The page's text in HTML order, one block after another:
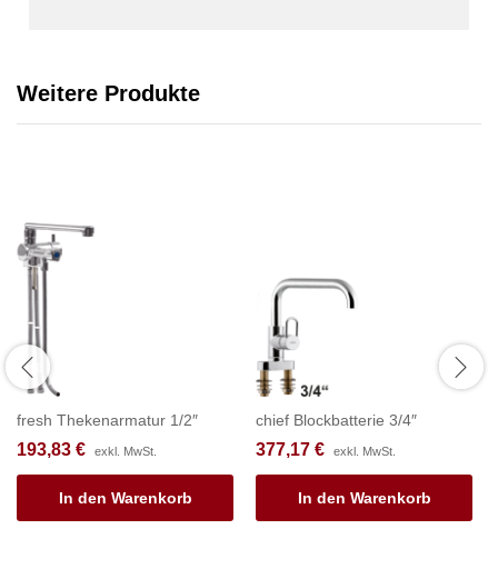
Weitere Produkte
fresh Thekenarmatur 1/2″
193,83 € exkl. MwSt.
In den Warenkorb
chief Blockbatterie 3/4″
377,17 € exkl. MwSt.
In den Warenkorb